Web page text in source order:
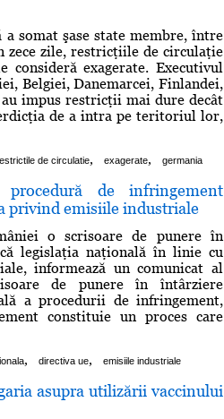
somat şase state membre, între
zece zile, restricţiile de circulaţie
consideră exagerate. Executivul
Belgiei, Danemarcei, Finlandei,
impus restricţii mai dure decât
de a intra pe teritoriul lor,
de circulatie, exagerate, germania
de infringement
privind emisiile industriale
o scrisoare de punere în
legislaţia naţională în linie cu
informează un comunicat al
de punere în întârziere
a procedurii de infringement,
constituie un proces care
, directiva ue, emisiile industriale
asupra utilizării vaccinului